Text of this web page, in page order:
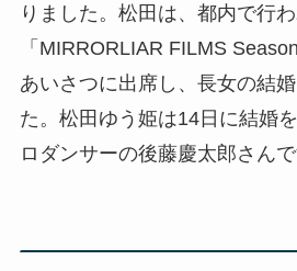
りました。松田は、都内で行
「MIRRORLIAR FILMS
あいさつに出席し、長女の結
た。松田ゆう姫は14日に結婚
ロダンサーの後藤慶太郎さんで